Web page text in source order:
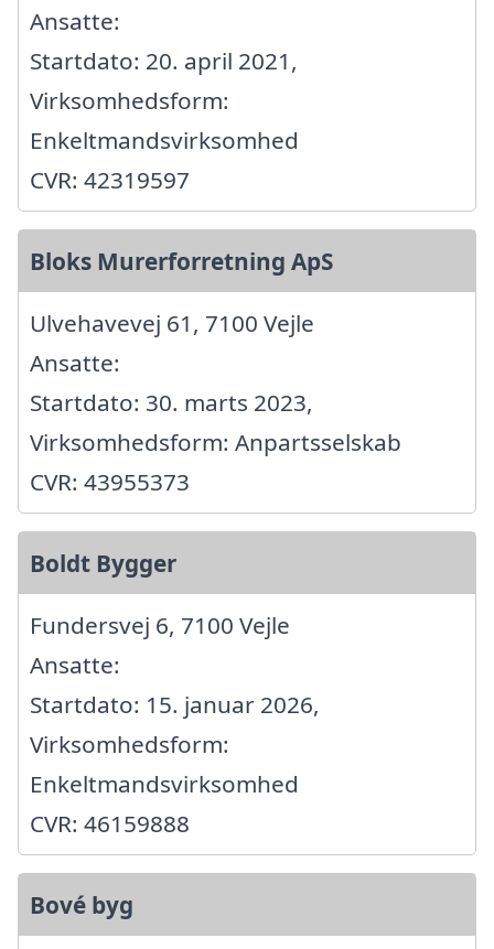
Ansatte:
Startdato: 20. april 2021,
Virksomhedsform:
Enkeltmandsvirksomhed
CVR: 42319597
Bloks Murerforretning ApS
Ulvehavevej 61, 7100 Vejle
Ansatte:
Startdato: 30. marts 2023,
Virksomhedsform: Anpartsselskab
CVR: 43955373
Boldt Bygger
Fundersvej 6, 7100 Vejle
Ansatte:
Startdato: 15. januar 2026,
Virksomhedsform:
Enkeltmandsvirksomhed
CVR: 46159888
Bové byg